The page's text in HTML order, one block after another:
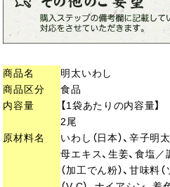
商品名
明太いわし
商品区分
食品
内容量
【1袋あたりの内容量】
2尾
原材料名
いわし（日本）、辛子明
母エキス、生姜、食塩／
（加工でん粉）、甘味料